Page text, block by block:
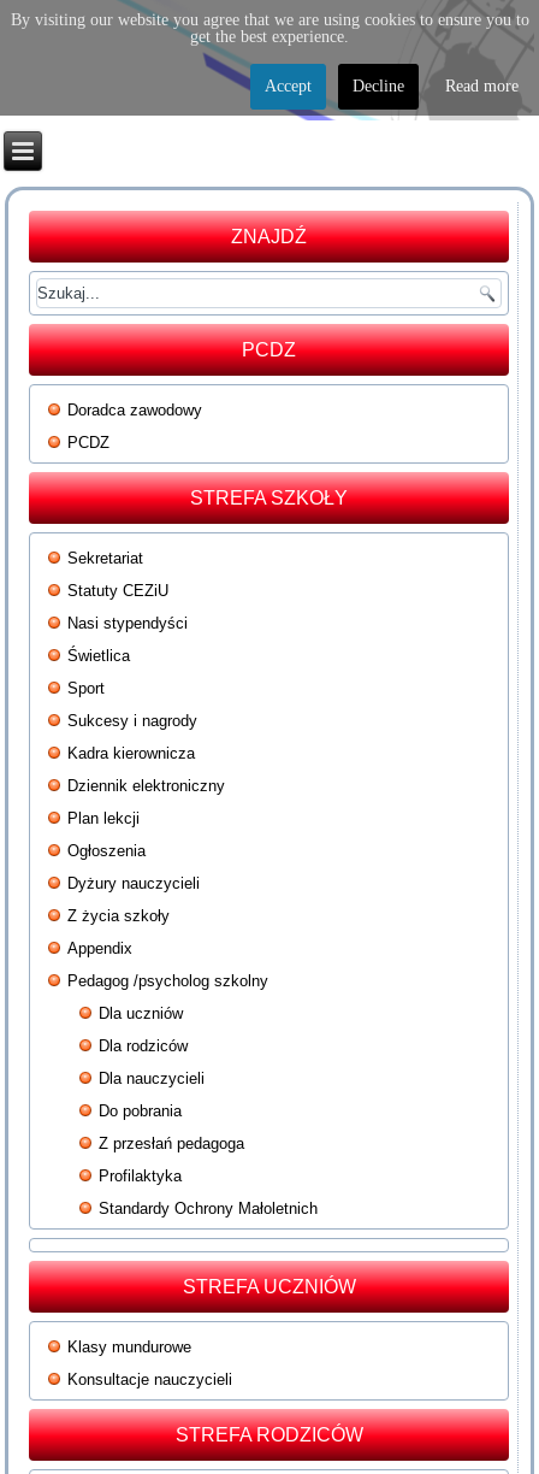
ZNAJDŹ
PCDZ
Doradca zawodowy
PCDZ
STREFA SZKOŁY
Sekretariat
Statuty CEZiU
Nasi stypendyści
Świetlica
Sport
Sukcesy i nagrody
Kadra kierownicza
Dziennik elektroniczny
Plan lekcji
Ogłoszenia
Dyżury nauczycieli
Z życia szkoły
Appendix
Pedagog /psycholog szkolny
Dla uczniów
Dla rodziców
Dla nauczycieli
Do pobrania
Z przesłań pedagoga
Profilaktyka
Standardy Ochrony Małoletnich
STREFA UCZNIÓW
Klasy mundurowe
Konsultacje nauczycieli
STREFA RODZICÓW
By visiting our website you agree that we are using cookies to ensure you to
get the best experience.
Accept Decline Read more